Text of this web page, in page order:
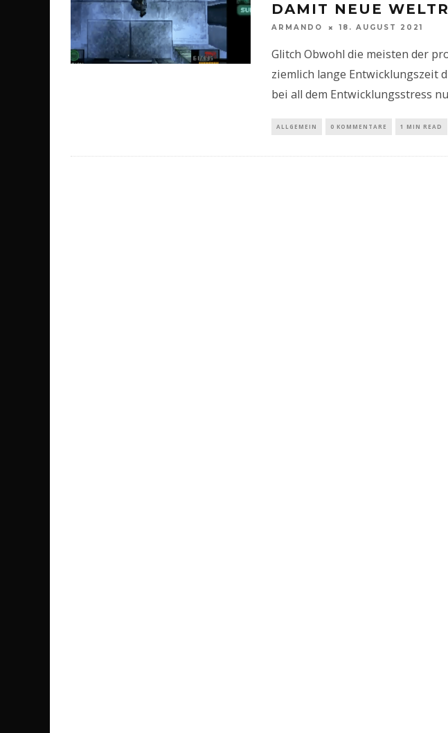
DAMIT NEUE
ARMANDO 18. AUGUST 2021
Glitch Obwohl die meisten der
ziemlich lange Entwicklungszeit
bei all dem Entwicklungsstress
ALLGEMEIN 0 KOMMENTARE 1 MIN READ